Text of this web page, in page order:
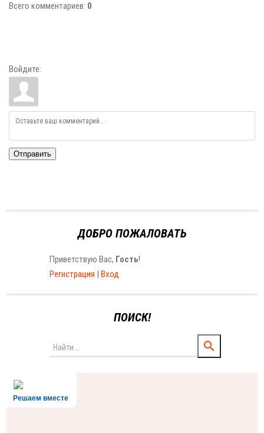
Всего комментариев: 0
Войдите:
Отправить
ДОБРО ПОЖАЛОВАТЬ
Приветствую Вас, Гость!
Регистрация | Вход
ПОИСК!
Решаем вместе